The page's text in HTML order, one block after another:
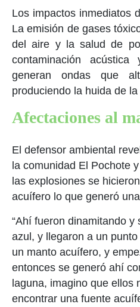
Los impactos inmediatos
La emisión de gases
del aire y la salud de
contaminación
generan ondas que
produciendo la huida de la
Afectaciones al
El defensor ambiental
la comunidad El Pochote
las explosiones se
acuífero lo que generó
“Ahí fueron dinamitando y
azul, y llegaron a un
un manto acuífero, y
entonces se generó ahí
laguna, imagino que ellos
encontrar una fuente